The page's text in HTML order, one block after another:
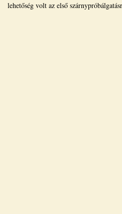
lehetőség volt az első